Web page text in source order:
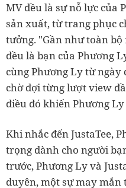
MV đều là sự nỗ lực của
sản xuất, từ trang phục
tưởng. "Gần như toàn
đều là bạn của Phương
cùng Phương Ly từ ngày
chờ đợi từng lượt view
điều đó khiến Phương
Khi nhắc đến JustaTee,
trọng dành cho người
trước, Phương Ly và
duyên, một sự may